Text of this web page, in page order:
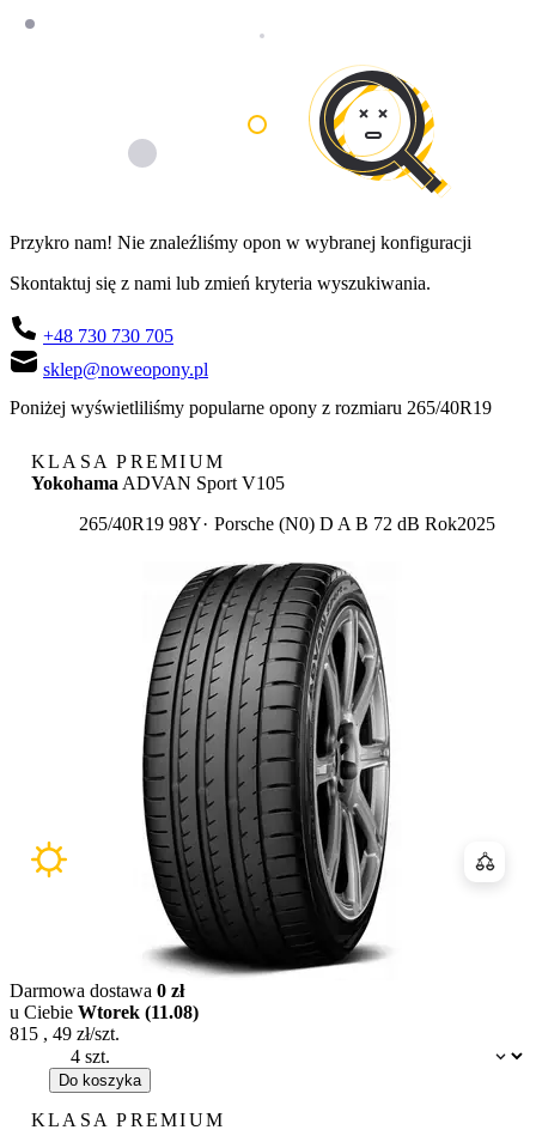
Przykro nam! Nie znaleźliśmy opon w wybranej konfiguracji
Skontaktuj się z nami lub zmień kryteria wyszukiwania.
+48 730 730 705
sklep@noweopony.pl
Poniżej wyświetliliśmy popularne opony z rozmiaru 265/40R19
KLASA PREMIUM
Yokohama ADVAN Sport V105
265/40R19 98Y
Porsche (N0) Etykieta:
D A B 72 dB Rok2025
Dostępność:
Darmowa dostawa 0 zł
u Ciebie Wtorek (11.08)
815 , 49 zł/szt.
Do koszyka
KLASA PREMIUM